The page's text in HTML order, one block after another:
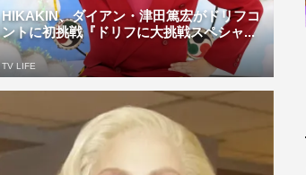
HIKAKIN、ダイアン・津田篤宏がドリフコ
ントに初挑戦『ドリフに大挑戦スペシャ...
TV LIFE